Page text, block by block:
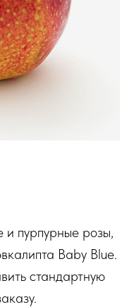
и пурпурные розы,
Baby Blue.
стандартную